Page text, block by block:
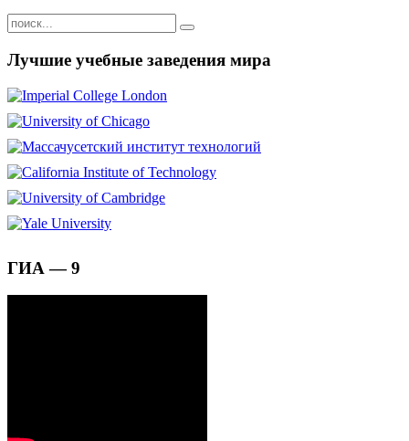
Лучшие учебные заведения мира
ГИА — 9